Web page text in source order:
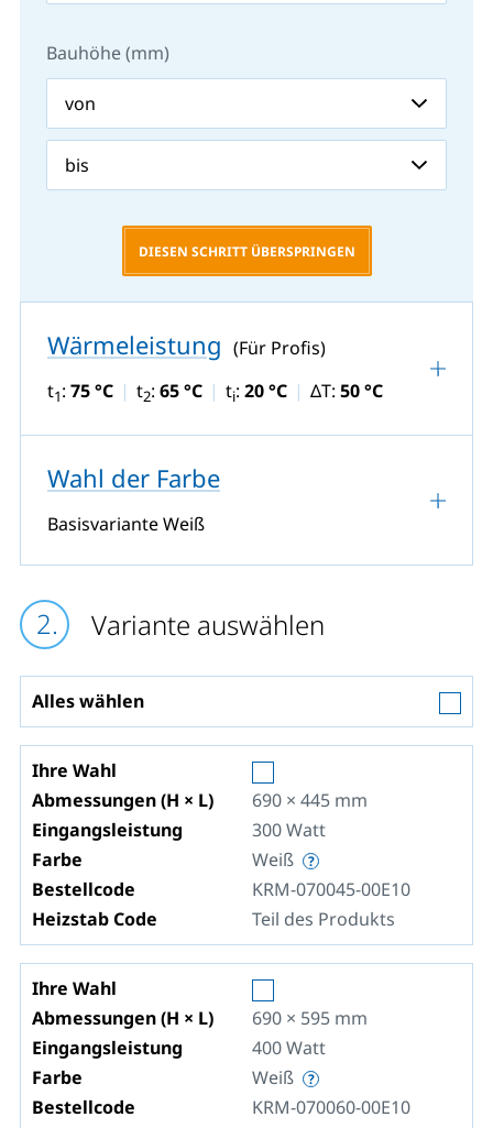
Bauhöhe (mm)
DIESEN SCHRITT ÜBERSPRINGEN
Wärmeleistung (Für Profis)
t1: 75 °C t2: 65 °C ti: 20 °C ΔT: 50 °C
Wahl der Farbe
Basisvariante Weiß
Variante auswählen
Alles wählen
Ihre Wahl
Abmessungen (H × L)
690 × 445 mm
Eingangsleistung
300Watt
Farbe
Weiß
Bestellcode
KRM-070045-00E10
Heizstab Code
Teil des Produkts
Ihre Wahl
Abmessungen (H × L)
690 × 595 mm
Eingangsleistung
400Watt
Farbe
Weiß
Bestellcode
KRM-070060-00E10